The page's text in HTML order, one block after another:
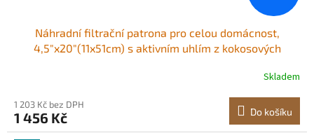
Náhradní filtrační patrona pro celou domácnost,
4,5"x20"(11x51cm) s aktivním uhlím z kokosových
Skladem
1 203 Kč bez DPH
1 456 Kč Do košíku